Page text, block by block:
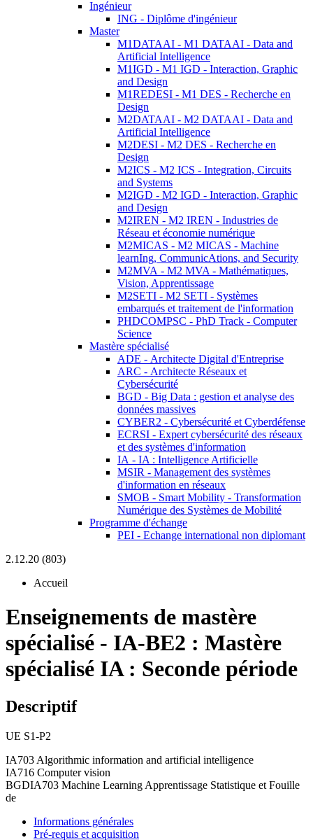
Ingénieur
ING - Diplôme d'ingénieur
Master
M1DATAAI - M1 DATAAI - Data and
Artificial Intelligence
M1IGD - M1 IGD - Interaction, Graphic
and Design
M1REDESI - M1 DES - Recherche en
Design
M2DATAAI - M2 DATAAI - Data and
Artificial Intelligence
M2DESI - M2 DES - Recherche en
Design
M2ICS - M2 ICS - Integration, Circuits
and Systems
M2IGD - M2 IGD - Interaction, Graphic
and Design
M2IREN - M2 IREN - Industries de
Réseau et économie numérique
M2MICAS - M2 MICAS - Machine
learnIng, CommunicAtions, and Security
M2MVA - M2 MVA - Mathématiques,
Vision, Apprentissage
M2SETI - M2 SETI - Systèmes
embarqués et traitement de l'information
PHDCOMPSC - PhD Track - Computer
Science
Mastère spécialisé
ADE - Architecte Digital d'Entreprise
ARC - Architecte Réseaux et
Cybersécurité
BGD - Big Data : gestion et analyse des
données massives
CYBER2 - Cybersécurité et Cyberdéfense
ECRSI - Expert cybersécurité des réseaux
et des systèmes d'information
IA - IA : Intelligence Artificielle
MSIR - Management des systèmes
d'information en réseaux
SMOB - Smart Mobility - Transformation
Numérique des Systèmes de Mobilité
Programme d'échange
PEI - Echange international non diplomant
2.12.20 (803)
Accueil
Enseignements de mastère
spécialisé - IA-BE2 : Mastère
spécialisé IA : Seconde période
Descriptif
UE S1-P2
IA703 Algorithmic information and artificial intelligence
IA716 Computer vision
BGDIA703 Machine Learning Apprentissage Statistique et Fouille
de
Informations générales
Pré-requis et acquisition